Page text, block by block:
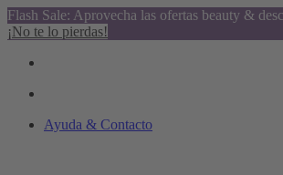
Flash Sale: Aprovecha las ofertas beauty &
¡No te lo pierdas!
Ayuda & Contacto